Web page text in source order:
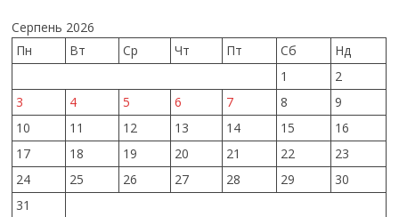
Серпень 2026
Пн
Вт Ср Чт Пт Сб
Нд
1
2
3
4 5 6 7 8
9
10
11 12 13 14 15
16
17
18 19 20 21 22
23
24
25 26 27 28 29
30
31